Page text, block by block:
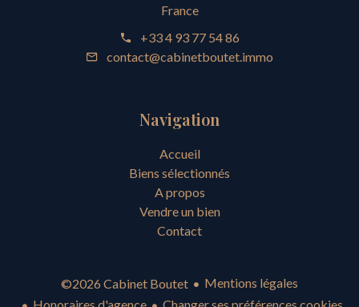
France
+33 4 93 77 54 86
contact@cabinetboutet.immo
Navigation
Accueil
Biens sélectionnés
A propos
Vendre un bien
Contact
©2026 Cabinet Boutet
Mentions légales